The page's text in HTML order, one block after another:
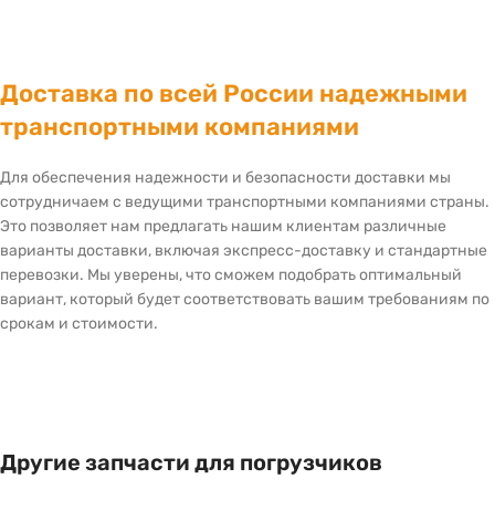
Доставка по всей России надежными
транспортными компаниями
Для обеспечения надежности и безопасности доставки мы
сотрудничаем с ведущими транспортными компаниями страны.
Это позволяет нам предлагать нашим клиентам различные
варианты доставки, включая экспресс-доставку и стандартные
перевозки. Мы уверены, что сможем подобрать оптимальный
вариант, который будет соответствовать вашим требованиям по
срокам и стоимости.
Другие запчасти для погрузчиков